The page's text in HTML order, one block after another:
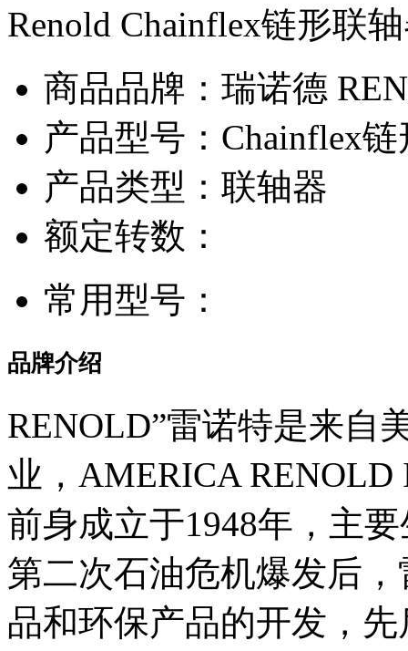
Renold Chainflex链形联
商品品牌：瑞诺德
产品型号：Chainflex链
产品类型：联轴器
额定转数：
常用型号：
品牌介绍
RENOLD”雷诺特是来自
业，AMERICA
前身成立于1948年，主
第二次石油危机爆发后
品和环保产品的开发，